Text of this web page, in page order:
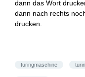
dann das Wort
dann nach rechts
drucken.
turingmaschine